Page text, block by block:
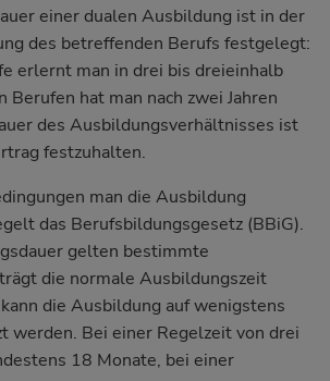
einer dualen Ausbildung ist in der
des betreffenden Berufs festgelegt:
erlernt man in drei bis dreieinhalb
Berufen hat man nach zwei Jahren
des Ausbildungsverhältnisses ist
festzuhalten.
man die Ausbildung
das Berufsbildungsgesetz (BBiG).
gelten bestimmte
die normale Ausbildungszeit
die Ausbildung auf wenigstens
werden. Bei einer Regelzeit von drei
18 Monate, bei einer